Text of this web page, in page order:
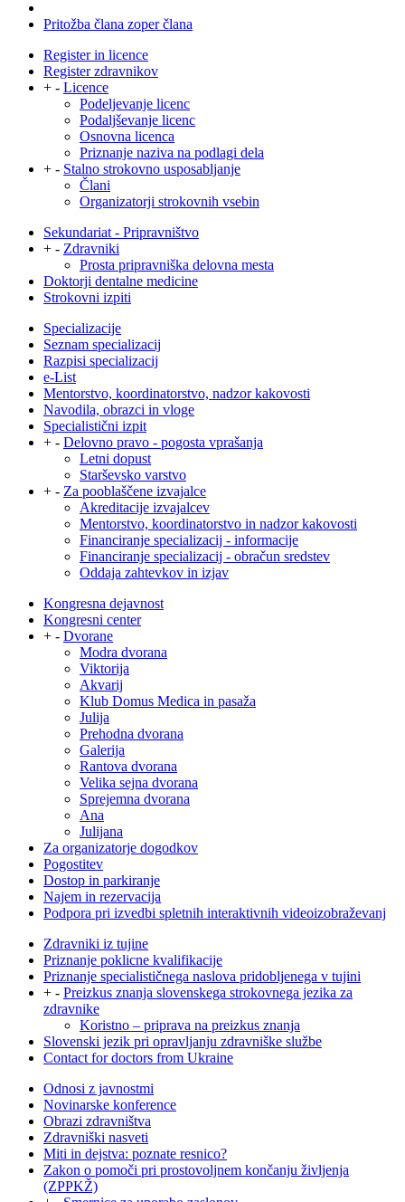
Pritožba člana zoper člana
Register in licence
Register zdravnikov
+ - Licence
Podeljevanje licenc
Podaljševanje licenc
Osnovna licenca
Priznanje naziva na podlagi dela
+ - Stalno strokovno usposabljanje
Člani
Organizatorji strokovnih vsebin
Sekundariat - Pripravništvo
+ - Zdravniki
Prosta pripravniška delovna mesta
Doktorji dentalne medicine
Strokovni izpiti
Specializacije
Seznam specializacij
Razpisi specializacij
e-List
Mentorstvo, koordinatorstvo, nadzor kakovosti
Navodila, obrazci in vloge
Specialistični izpit
+ - Delovno pravo - pogosta vprašanja
Letni dopust
Starševsko varstvo
+ - Za pooblaščene izvajalce
Akreditacije izvajalcev
Mentorstvo, koordinatorstvo in nadzor kakovosti
Financiranje specializacij - informacije
Financiranje specializacij - obračun sredstev
Oddaja zahtevkov in izjav
Kongresna dejavnost
Kongresni center
+ - Dvorane
Modra dvorana
Viktorija
Akvarij
Klub Domus Medica in pasaža
Julija
Prehodna dvorana
Galerija
Rantova dvorana
Velika sejna dvorana
Sprejemna dvorana
Ana
Julijana
Za organizatorje dogodkov
Pogostitev
Dostop in parkiranje
Najem in rezervacija
Podpora pri izvedbi spletnih interaktivnih videoizobraževanj
Zdravniki iz tujine
Priznanje poklicne kvalifikacije
Priznanje specialističnega naslova pridobljenega v tujini
+ - Preizkus znanja slovenskega strokovnega jezika za
zdravnike
Koristno – priprava na preizkus znanja
Slovenski jezik pri opravljanju zdravniške službe
Contact for doctors from Ukraine
Odnosi z javnostmi
Novinarske konference
Obrazi zdravništva
Zdravniški nasveti
Miti in dejstva: poznate resnico?
Zakon o pomoči pri prostovoljnem končanju življenja
(ZPPKŽ)